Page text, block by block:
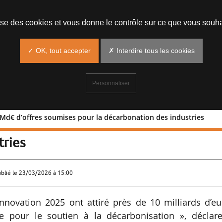
d’offres soumises pour la décarbonation des industries
: 10 Md€ d’offres soumises pour la
le 23/03/2026 à 15:00
2025 ont attiré près de 10 milliards
pour le soutien à la décarbonisation »,
des cookies et vous donne le contrôle sur ce que vous
✓ OK, tout accepter ✗ Interdire tous les cookies
Personnaliser